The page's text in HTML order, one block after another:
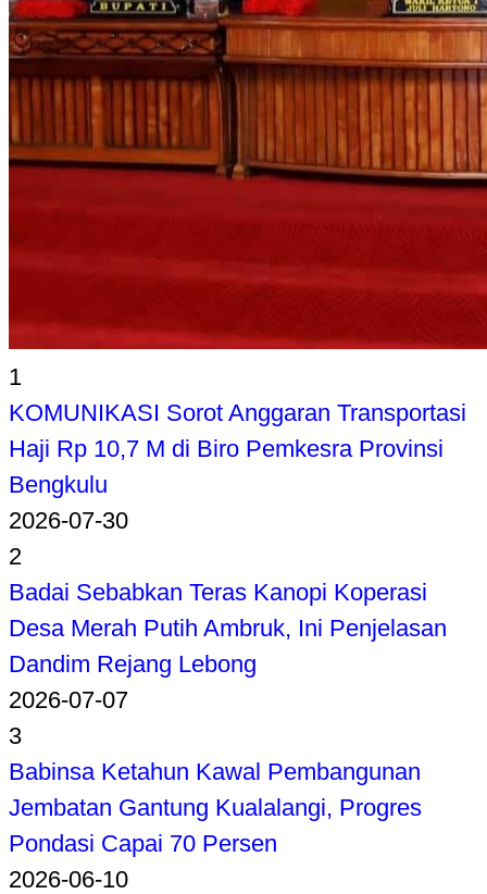
1
KOMUNIKASI Sorot Anggaran Transportasi
Haji Rp 10,7 M di Biro Pemkesra Provinsi
Bengkulu
2026-07-30
2
Badai Sebabkan Teras Kanopi Koperasi
Desa Merah Putih Ambruk, Ini Penjelasan
Dandim Rejang Lebong
2026-07-07
3
Babinsa Ketahun Kawal Pembangunan
Jembatan Gantung Kualalangi, Progres
Pondasi Capai 70 Persen
2026-06-10